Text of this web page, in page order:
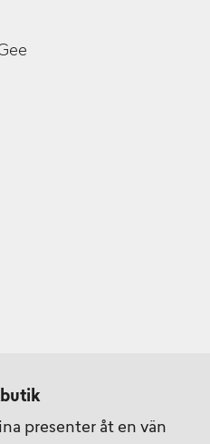
presenter åt en vän